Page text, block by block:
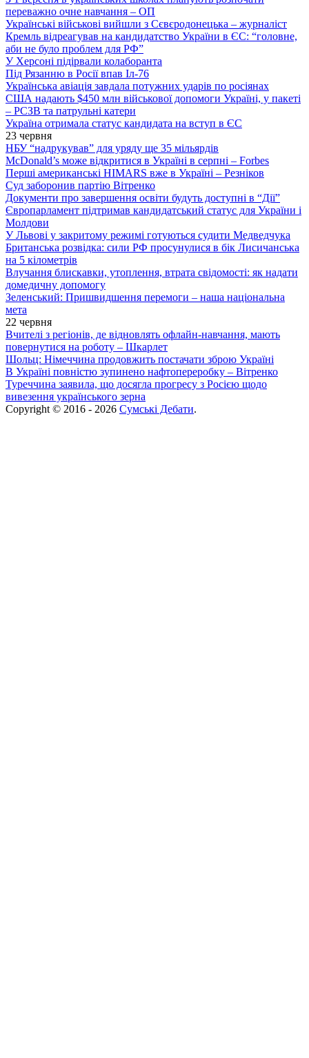
переважно очне навчання – ОП
Українські військові вийшли з Сєвєродонецька – журналіст
Кремль відреагував на кандидатство України в ЄС: “головне,
аби не було проблем для РФ”
У Херсоні підірвали колаборанта
Під Рязанню в Росії впав Іл-76
Українська авіація завдала потужних ударів по росіянах
США надають $450 млн військової допомоги Україні, у пакеті
– РСЗВ та патрульні катери
Україна отримала статус кандидата на вступ в ЄС
23 червня
НБУ “надрукував” для уряду ще 35 мільярдів
McDonald’s може відкритися в Україні в серпні – Forbes
Перші американські HIMARS вже в Україні – Резніков
Суд заборонив партію Вітренко
Документи про завершення освіти будуть доступні в “Дії”
Європарламент підтримав кандидатський статус для України і
Молдови
У Львові у закритому режимі готуються судити Медведчука
Британська розвідка: сили РФ просунулися в бік Лисичанська
на 5 кілометрів
Влучання блискавки, утоплення, втрата свідомості: як надати
домедичну допомогу
Зеленський: Пришвидшення перемоги – наша національна
мета
22 червня
Вчителі з регіонів, де відновлять офлайн-навчання, мають
повернутися на роботу – Шкарлет
Шольц: Німеччина продовжить постачати зброю Україні
В Україні повністю зупинено нафтопереробку – Вітренко
Туреччина заявила, що досягла прогресу з Росією щодо
вивезення українського зерна
Copyright © 2016 - 2026 Сумські Дебати.